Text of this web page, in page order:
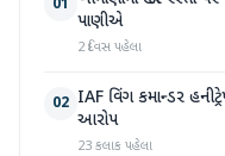
01
પાણીએ
2 દિવસ પહેલા
02 IAF વિંગ કમાન્ડર
આરોપ
23 કલાક પહેલા